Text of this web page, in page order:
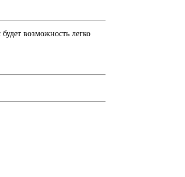
возможность легко